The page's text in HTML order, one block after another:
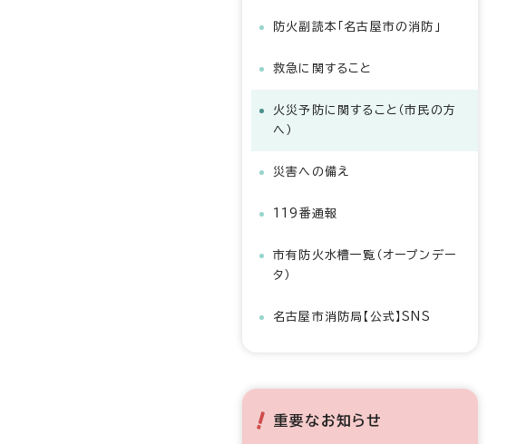
防火副読本「名古屋市の消防」
救急に関すること
火災予防に関すること（市民の方
へ）
災害への備え
119番通報
市有防火水槽一覧（オープンデー
タ）
名古屋市消防局【公式】SNS
重要なお知らせ